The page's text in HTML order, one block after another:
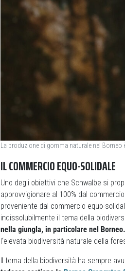
La produzione di gomma naturale nel
IL COMMERCIO EQUO-SOLIDALE
Uno degli obiettivi che Schwalbe si
approvvigionare al 100% dal
proveniente dal commercio equo-
indissolubilmente il tema della
nella giungla, in particolare nel Borneo.
l‘elevata biodiversità naturale della
Il tema della biodiversità ha sempre